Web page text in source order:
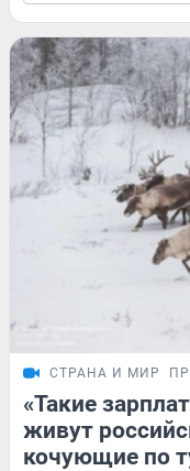
СТРАНА И МИР
«Такие
живут
кочующие по